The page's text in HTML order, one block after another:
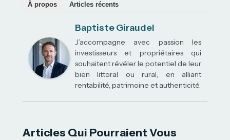
À propos Articles récents
Baptiste Giraudel
J’accompagne avec passion les
investisseurs et propriétaires qui
souhaitent révéler le potentiel de leur
bien littoral ou rural, en alliant
rentabilité, patrimoine et authenticité.
Articles Qui Pourraient Vous